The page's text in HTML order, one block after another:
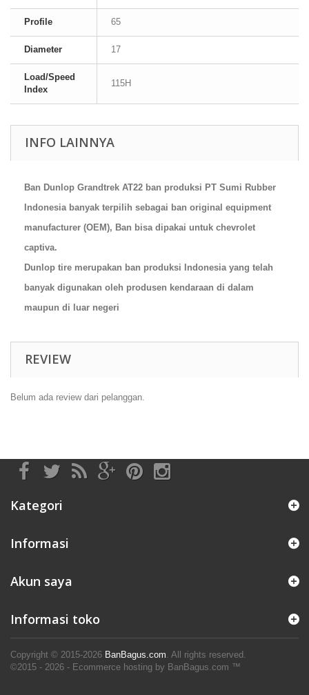
Profile 65
Diameter 17
Load/Speed
Index
115H
INFO LAINNYA
Ban Dunlop Grandtrek AT22 ban produksi PT Sumi Rubber
Indonesia banyak terpilih sebagai ban original equipment
manufacturer (OEM), Ban bisa dipakai untuk chevrolet
captiva.
Dunlop tire merupakan ban produksi Indonesia yang telah
banyak digunakan oleh produsen kendaraan di dalam
maupun di luar negeri
REVIEW
Belum ada review dari pelanggan.
Kategori
Informasi
Copyright © 2015-2026 BanBagus.com. All rights reserved.
©2015 - 2026 - Ecommerce hosting by BanBagus.com ™
Akun saya
Informasi toko